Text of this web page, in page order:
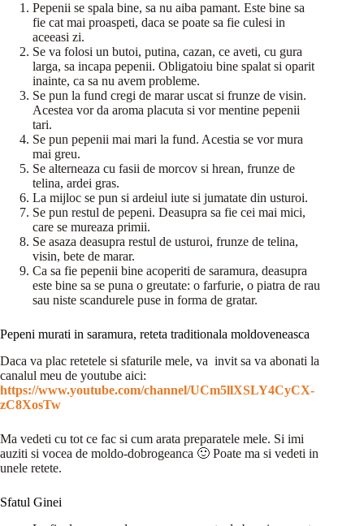
Pepenii se spala bine, sa nu aiba pamant. Este bine sa
fie cat mai proaspeti, daca se poate sa fie culesi in
aceeasi zi.
Se va folosi un butoi, putina, cazan, ce aveti, cu gura
larga, sa incapa pepenii. Obligatoiu bine spalat si oparit
inainte, ca sa nu avem probleme.
Se pun la fund cregi de marar uscat si frunze de visin.
Acestea vor da aroma placuta si vor mentine pepenii
tari.
Se pun pepenii mai mari la fund. Acestia se vor mura
mai greu.
Se alterneaza cu fasii de morcov si hrean, frunze de
telina, ardei gras.
La mijloc se pun si ardeiul iute si jumatate din usturoi.
Se pun restul de pepeni. Deasupra sa fie cei mai mici,
care se mureaza primii.
Se asaza deasupra restul de usturoi, frunze de telina,
visin, bete de marar.
Ca sa fie pepenii bine acoperiti de saramura, deasupra
este bine sa se puna o greutate: o farfurie, o piatra de rau
sau niste scandurele puse in forma de gratar.
Pepeni murati in saramura, reteta traditionala moldoveneasca
Daca va plac retetele si sfaturile mele, va invit sa va abonati la
canalul meu de youtube aici:
https://www.youtube.com/channel/UCm5llXSLY4CyCX-
zC8XosTw
Ma vedeti cu tot ce fac si cum arata preparatele mele. Si imi
auziti si vocea de moldo-dobrogeanca 🙂 Poate ma si vedeti in
unele retete.
Sfatul Ginei